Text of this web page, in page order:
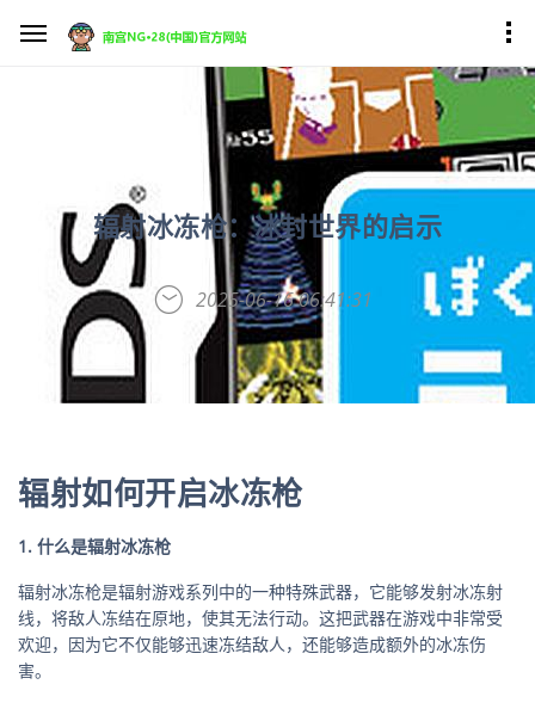
辐射冰冻枪：冰封世界的启示
2025-06-16 06:41:31
辐射如何开启冰冻枪
1. 什么是辐射冰冻枪
辐射冰冻枪是辐射游戏系列中的一种特殊武器，它能够发射冰冻射
线，将敌人冻结在原地，使其无法行动。这把武器在游戏中非常受
欢迎，因为它不仅能够迅速冻结敌人，还能够造成额外的冰冻伤
害。